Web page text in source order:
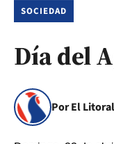
SOCIEDAD
Día del
Por El Litoral